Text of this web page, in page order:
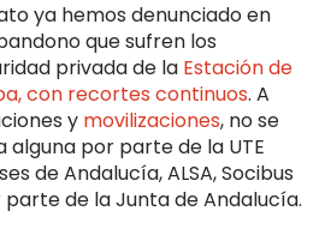
ya hemos denunciado en
que sufren los
privada de la Estación de
con recortes continuos. A
y movilizaciones, no se
alguna por parte de la UTE
de Andalucía, ALSA, Socibus
parte de la Junta de Andalucía.